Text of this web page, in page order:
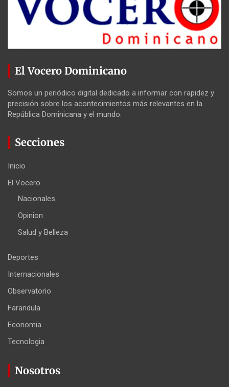
El Vocero Dominicano
Somos un periódico digital dedicado a informar con rapidez y
precisión sobre los acontecimientos más relevantes en la
República Dominicana y el mundo.
Secciones
Inicio
El Vocero
Nacionales
Opinion
Salud y Belleza
Deportes
Internacionales
Observatorio
Farandula
Economia
Tecnologia
Nosotros